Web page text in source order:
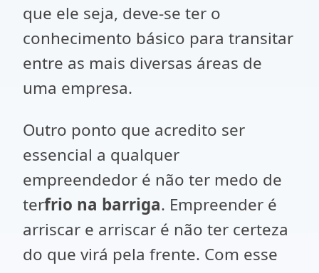
que ele seja, deve-se ter o
conhecimento básico para transitar
entre as mais diversas áreas de
uma empresa.
Outro ponto que acredito ser
essencial a qualquer
empreendedor é não ter medo de
terfrio na barriga. Empreender é
arriscar e arriscar é não ter certeza
do que virá pela frente. Com esse